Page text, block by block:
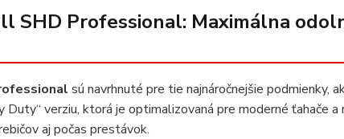
SHD Professional: Maximálna
sú navrhnuté pre tie najnáročnejšie podmienky,
Duty“ verziu, ktorá je optimalizovaná pre moderné ťahače a
aj počas prestávok.